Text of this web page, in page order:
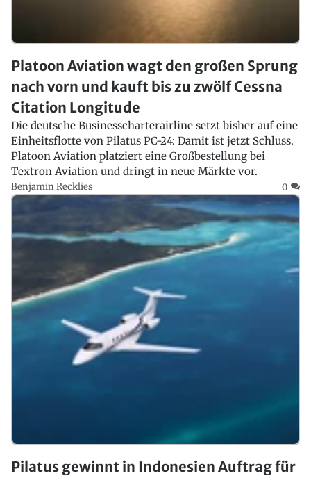
Platoon Aviation wagt den großen Sprung
nach vorn und kauft bis zu zwölf Cessna
Citation Longitude
Die deutsche Businesscharterairline setzt bisher auf eine
Einheitsflotte von Pilatus PC-24: Damit ist jetzt Schluss.
Platoon Aviation platziert eine Großbestellung bei
Textron Aviation und dringt in neue Märkte vor.
Benjamin Recklies 0
Pilatus gewinnt in Indonesien Auftrag für